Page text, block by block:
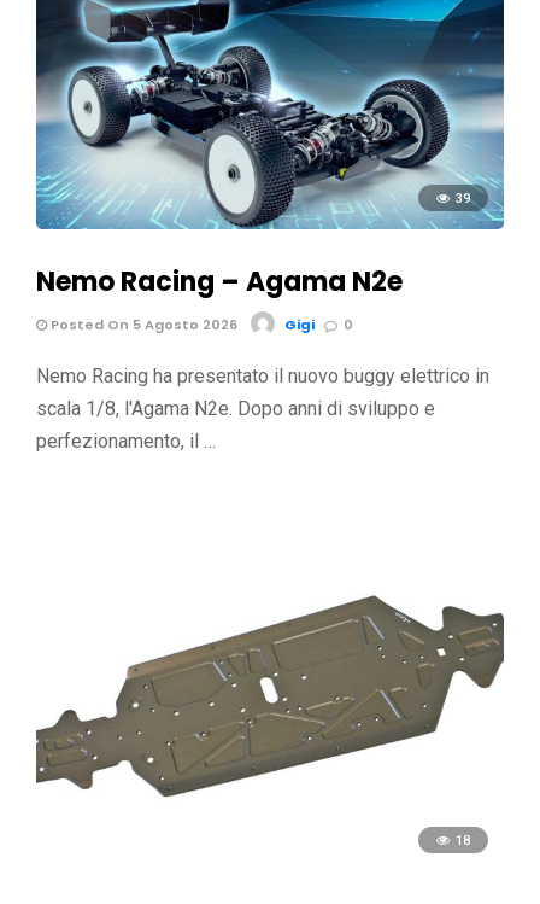
39
Nemo Racing – Agama N2e
Posted On 5 Agosto 2026 Gigi 0
Nemo Racing ha presentato il nuovo buggy elettrico in
scala 1/8, l'Agama N2e. Dopo anni di sviluppo e
perfezionamento, il …
18